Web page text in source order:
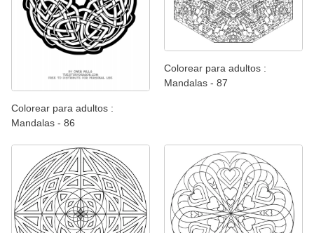
Colorear para adultos :
Mandalas - 86
Colorear para adultos :
Mandalas - 87